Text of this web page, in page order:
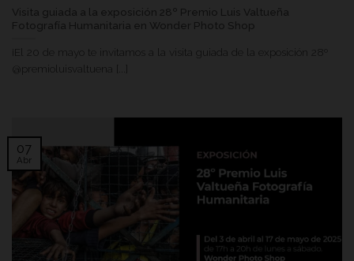
Visita guiada a la exposición 28º Premio Luis Valtueña
Fotografía Humanitaria en Wonder Photo Shop
¡El 20 de mayo te invitamos a la visita guiada de la exposición 28º
@premioluisvaltuena [...]
07
Abr